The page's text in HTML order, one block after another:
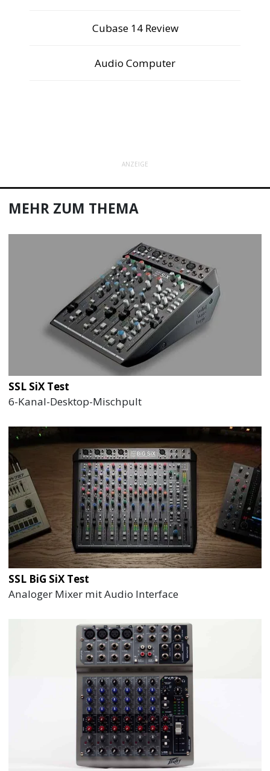
Cubase 14 Review
Audio Computer
ANZEIGE
MEHR ZUM THEMA
SSL SiX Test
6-Kanal-Desktop-Mischpult
SSL BiG SiX Test
Analoger Mixer mit Audio Interface